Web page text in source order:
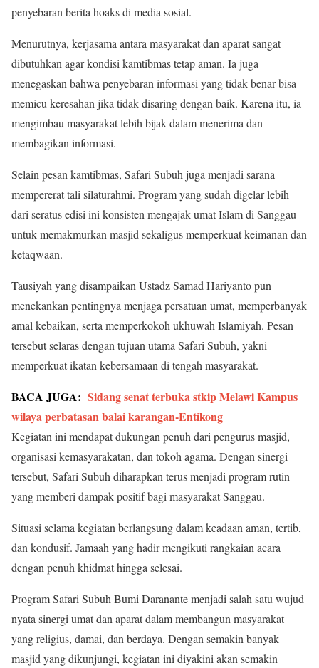
penyebaran berita hoaks di media sosial.
Menurutnya, kerjasama antara masyarakat dan aparat sangat
dibutuhkan agar kondisi kamtibmas tetap aman. Ia juga
menegaskan bahwa penyebaran informasi yang tidak benar bisa
memicu keresahan jika tidak disaring dengan baik. Karena itu, ia
mengimbau masyarakat lebih bijak dalam menerima dan
membagikan informasi.
Selain pesan kamtibmas, Safari Subuh juga menjadi sarana
mempererat tali silaturahmi. Program yang sudah digelar lebih
dari seratus edisi ini konsisten mengajak umat Islam di Sanggau
untuk memakmurkan masjid sekaligus memperkuat keimanan dan
ketaqwaan.
Tausiyah yang disampaikan Ustadz Samad Hariyanto pun
menekankan pentingnya menjaga persatuan umat, memperbanyak
amal kebaikan, serta memperkokoh ukhuwah Islamiyah. Pesan
tersebut selaras dengan tujuan utama Safari Subuh, yakni
memperkuat ikatan kebersamaan di tengah masyarakat.
BACA JUGA: Sidang senat terbuka stkip Melawi Kampus
wilaya perbatasan balai karangan-Entikong
Kegiatan ini mendapat dukungan penuh dari pengurus masjid,
organisasi kemasyarakatan, dan tokoh agama. Dengan sinergi
tersebut, Safari Subuh diharapkan terus menjadi program rutin
yang memberi dampak positif bagi masyarakat Sanggau.
Situasi selama kegiatan berlangsung dalam keadaan aman, tertib,
dan kondusif. Jamaah yang hadir mengikuti rangkaian acara
dengan penuh khidmat hingga selesai.
Program Safari Subuh Bumi Daranante menjadi salah satu wujud
nyata sinergi umat dan aparat dalam membangun masyarakat
yang religius, damai, dan berdaya. Dengan semakin banyak
masjid yang dikunjungi, kegiatan ini diyakini akan semakin